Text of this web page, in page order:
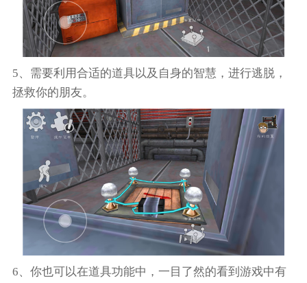
5、需要利用合适的道具以及自身的智慧，进行逃脱，
拯救你的朋友。
6、你也可以在道具功能中，一目了然的看到游戏中有